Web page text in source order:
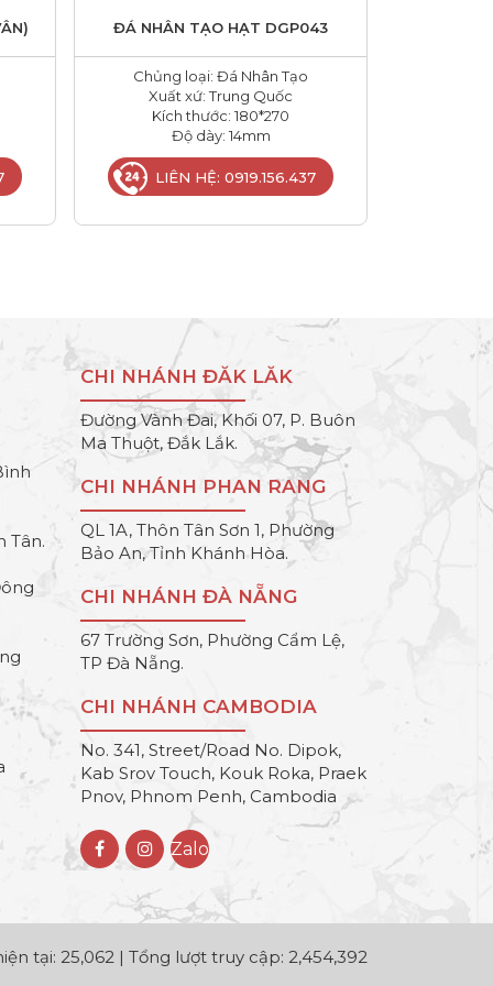
ĐÁ NHÂN TẠO HẠT DGP043
Chủng loại: Đá Nhân Tạo
Xuất xứ: Trung Quốc
Kích thước: 180*270
Độ dày: 14mm
LIÊN HỆ: 0919.156.437
Tân.
CHI NHÁNH ĐĂK LĂK
Đường Vành Đai, Khối 07, P. Buôn
Ma Thuột, Đắk Lắk.
CHI NHÁNH PHAN RANG
QL 1A, Thôn Tân Sơn 1, Phường
Bảo An, Tỉnh Khánh Hòa.
CHI NHÁNH ĐÀ NẴNG
67 Trường Sơn, Phường Cẩm Lệ,
TP Đà Nẵng.
CHI NHÁNH CAMBODIA
No. 341, Street/Road No. Dipok,
Kab Srov Touch, Kouk Roka, Praek
Pnov, Phnom Penh, Cambodia
Zalo
tại: 25,062 | Tổng lượt truy cập: 2,454,392